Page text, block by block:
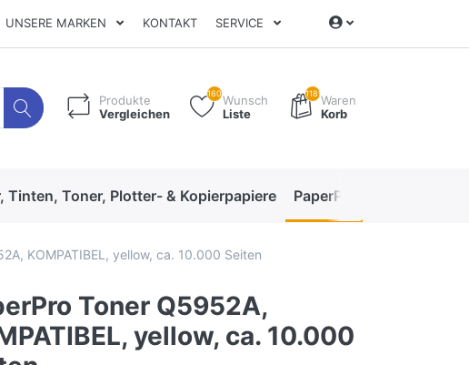
UNSERE MARKEN KONTAKT SERVICE
Produkte
Vergleichen
160Wunsch
Liste
1189Waren
Korb
Tinten, Toner, Plotter- & Kopierpapiere PaperPro High-
KOMPATIBEL, yellow, ca. 10.000 Seiten
Toner Q5952A,
yellow, ca. 10.000